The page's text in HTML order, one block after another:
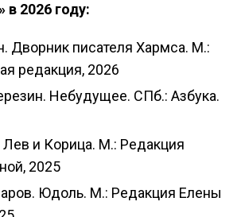
в 2026 году:
Дворник писателя Хармса. М.:
редакция, 2026
Небудущее. СПб.: Азбука.
и Корица. М.: Редакция
2025
Юдоль. М.: Редакция Елены